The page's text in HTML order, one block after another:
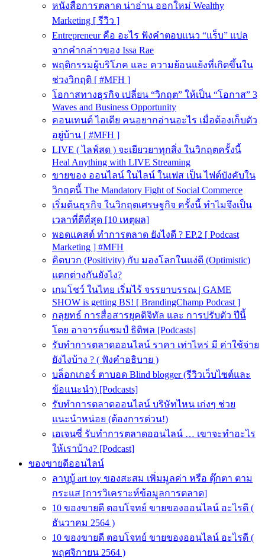
หนังสือการตลาด น่าอ่าน ออกใหม่ Wealthy
Marketing [ รีวิว ]
Entrepreneur คือ อะไร ฟังคำตอบแนว “แร็บ” แปล
จากคำกล่าวของ Issa Rae
พฤติกรรมผู้บริโภค และ ความย้อนแย้งที่เกิดขึ้นใน
ช่วงวิกฤติ [ #MFH ]
โอกาสทางธุรกิจ เปลี่ยน “วิกฤต” ให้เป็น “โอกาส” 3
Waves and Business Opportunity
คอนเทนต์ ไอเดีย คนอยากอ่านอะไร เมื่อต้องเก็บตัว
อยู่บ้าน [ #MFH ]
LIVE ( ไลฟ์สด ) จะเยียวยาทุกสิ่ง ในวิกฤตครั้งนี้
Heal Anything with LIVE Streaming
ขายของ ออนไลน์ ในไลน์ ในเฟส เป็น ไฟต์บังคับใน
วิกฤตนี้ The Mandatory Fight of Social Commerce
เริ่มต้นธุรกิจ ในวิกฤตเศรษฐกิจ ครั้งนี้ ทำไมจึงเป็น
เวลาที่ดีที่สุด [10 เหตุผล]
พอดแคสต์ ทำการตลาด ยังไงดี ? EP.2 [ Podcast
Marketing ] #MFH
คิดบวก (Positivity) กับ มองโลกในแง่ดี (Optimistic)
แตกต่างกันยังไง?
เกมโชว์ ในไทย เริ่มไร้ จรรยาบรรณ | GAME
SHOW is getting BS! [ BrandingChamp Podcast ]
กลุยทธ์ การสื่อสารยุคดิจิทัล และ การปรับตัว ปีนี้
โดย อาจารย์แชมป์ ธิติพล [Podcasts]
รับทำการตลาดออนไลน์ ราคา เท่าไหร่ มี ค่าใช้จ่าย
ยังไงบ้าง ? ( ฟังคำอธิบาย )
บล็อกเกอร์ ตาบอด Blind blogger (รีวิวเว็บไซต์และ
ข้อแนะนำ) [Podcasts]
รับทําการตลาดออนไลน์ บริษัทไหน เก่งๆ ช่วย
แนะนำหน่อย (ต้องการด่วน!)
เอเจนซี่ รับทำการตลาดออนไลน์ … เขาจะทำอะไร
ให้เราบ้าง? [Podcast]
ของขายดีออนไลน์
ลาบูบู้ art toy ของสะสม เพิ่มมูลค่า หรือ ตุ๊กตา ตาม
กระแส [การวิเคราะห์ข้อมูลการตลาด]
10 ของขายดี ตอบโจทย์ ขายของออนไลน์ อะไรดี (
ธันวาคม 2564 )
10 ของขายดี ตอบโจทย์ ขายของออนไลน์ อะไรดี (
พฤศจิกายน 2564 )